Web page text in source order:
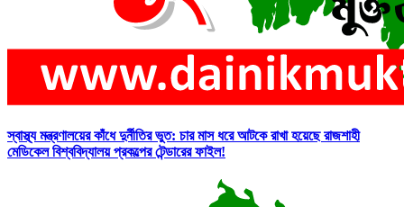
স্বাস্থ্য মন্ত্রণালয়ের কাঁধে দুর্নীতির ভুত: চার মাস ধরে আটকে রাখা হয়েছে রাজশাহী
মেডিকেল বিশ্ববিদ্যালয় প্রকল্পের টেন্ডারের ফাইল!